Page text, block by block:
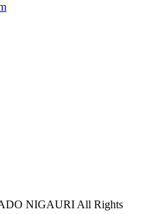
NIGAURI All Rights